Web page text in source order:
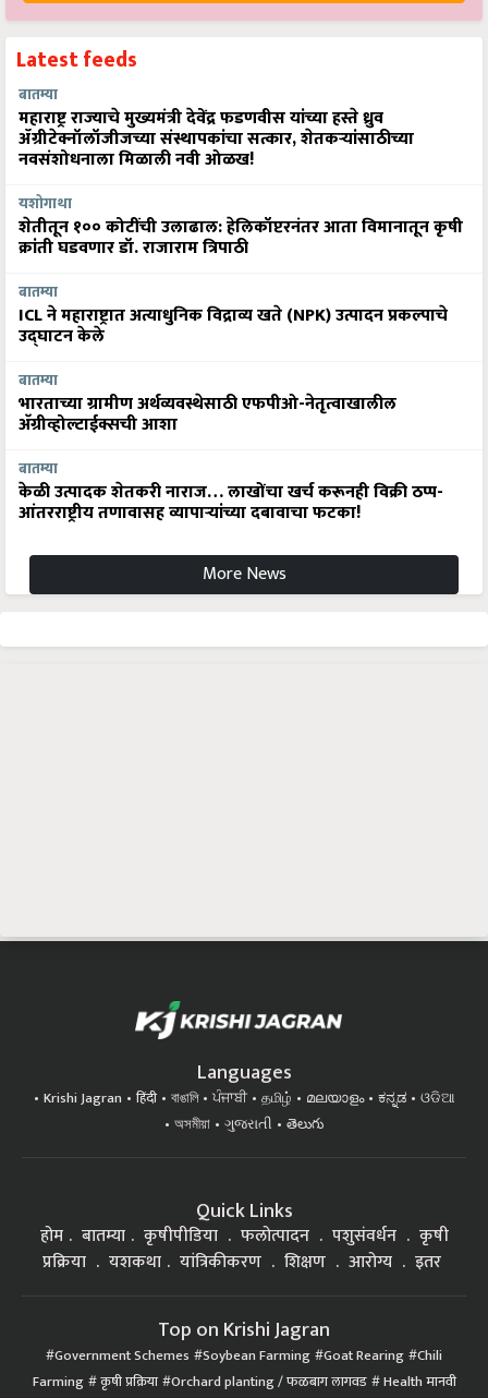
Latest feeds
बातम्या
महाराष्ट्र राज्याचे मुख्यमंत्री देवेंद्र फडणवीस यांच्या हस्ते ध्रुव
ॲग्रीटेक्नॉलॉजीजच्या संस्थापकांचा सत्कार, शेतकऱ्यांसाठीच्या
नवसंशोधनाला मिळाली नवी ओळख!
यशोगाथा
शेतीतून १०० कोटींची उलाढाल: हेलिकॉप्टरनंतर आता विमानातून कृषी
क्रांती घडवणार डॉ. राजाराम त्रिपाठी
बातम्या
ICL ने महाराष्ट्रात अत्याधुनिक विद्राव्य खते (NPK) उत्पादन प्रकल्पाचे
उद्घाटन केले
बातम्या
भारताच्या ग्रामीण अर्थव्यवस्थेसाठी एफपीओ-नेतृत्वाखालील
अ‍ॅग्रीव्होल्टाईक्सची आशा
बातम्या
केळी उत्पादक शेतकरी नाराज… लाखोंचा खर्च करूनही विक्री ठप्प-
आंतरराष्ट्रीय तणावासह व्यापाऱ्यांच्या दबावाचा फटका!
More News
Languages
Krishi Jagran हिंदी বাঙালি ਪੰਜਾਬੀ தமிழ் മലയാളം ಕನ್ನಡ
ଓଡିଆ
অসমীয়া
ગુજરાતી తెలుగు
Quick Links
होम बातम्या कृषीपीडिया फलोत्पादन पशुसंवर्धन
कृषी
प्रक्रिया
यशकथा यांत्रिकीकरण शिक्षण आरोग्य इतर
Top on Krishi Jagran
Government Schemes Soybean Farming Goat Rearing Chili
Farming कृषी प्रक्रिया Orchard planting / फळबाग लागवड Health मानवी